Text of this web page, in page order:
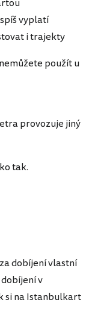
vyplatí
i trajekty
použít u
provozuje jiný
tak.
dobíjení vlastní
v
si na Istanbulkart